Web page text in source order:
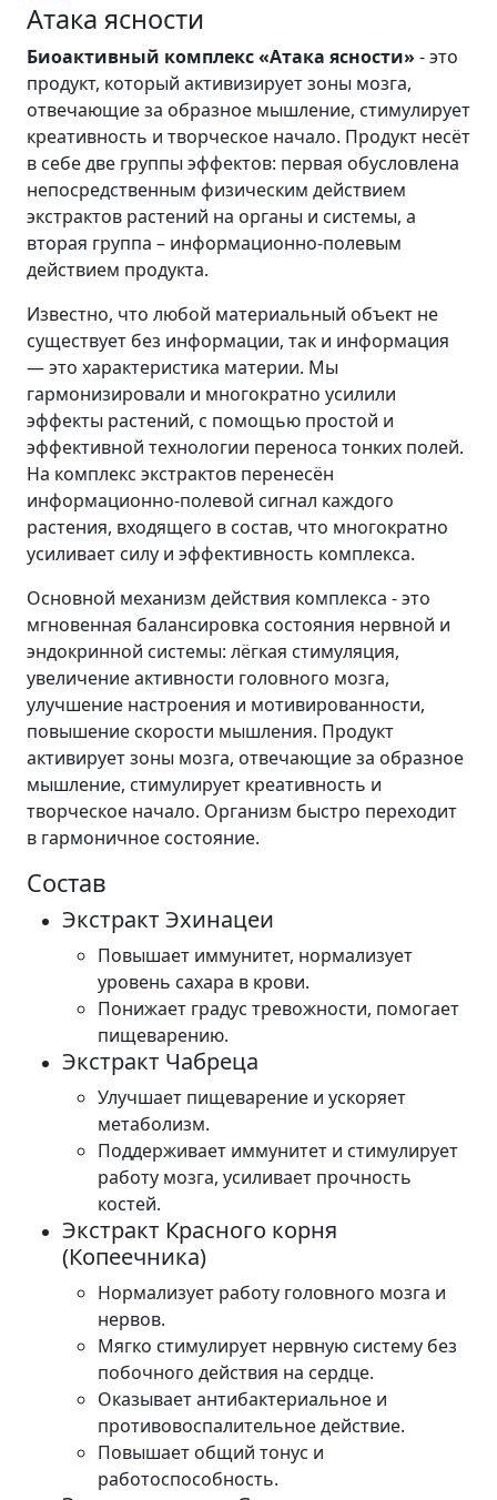
Атака ясности
Биоактивный комплекс «Атака ясности» - это
продукт, который активизирует зоны мозга,
отвечающие за образное мышление, стимулирует
креативность и творческое начало. Продукт несёт
в себе две группы эффектов: первая обусловлена
непосредственным физическим действием
экстрактов растений на органы и системы, а
вторая группа – информационно-полевым
действием продукта.
Известно, что любой материальный объект не
существует без информации, так и информация
— это характеристика материи. Мы
гармонизировали и многократно усилили
эффекты растений, с помощью простой и
эффективной технологии переноса тонких полей.
На комплекс экстрактов перенесён
информационно-полевой сигнал каждого
растения, входящего в состав, что многократно
усиливает силу и эффективность комплекса.
Основной механизм действия комплекса - это
мгновенная балансировка состояния нервной и
эндокринной системы: лёгкая стимуляция,
увеличение активности головного мозга,
улучшение настроения и мотивированности,
повышение скорости мышления. Продукт
активирует зоны мозга, отвечающие за образное
мышление, стимулирует креативность и
творческое начало. Организм быстро переходит
в гармоничное состояние.
Состав
Экстракт Эхинацеи
Повышает иммунитет, нормализует
уровень сахара в крови.
Понижает градус тревожности, помогает
пищеварению.
Экстракт Чабреца
Улучшает пищеварение и ускоряет
метаболизм.
Поддерживает иммунитет и стимулирует
работу мозга, усиливает прочность
костей.
Экстракт Красного корня
(Копеечника)
Нормализует работу головного мозга и
нервов.
Мягко стимулирует нервную систему без
побочного действия на сердце.
Оказывает антибактериальное и
противовоспалительное действие.
Повышает общий тонус и
работоспособность.